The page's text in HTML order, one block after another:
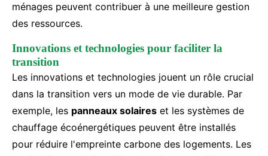
ménages peuvent contribuer à une meilleure gestion
des ressources.
Innovations et technologies pour faciliter la
transition
Les innovations et technologies jouent un rôle crucial
dans la transition vers un mode de vie durable. Par
exemple, les panneaux solaires et les systèmes de
chauffage écoénergétiques peuvent être installés
pour réduire l'empreinte carbone des logements. Les